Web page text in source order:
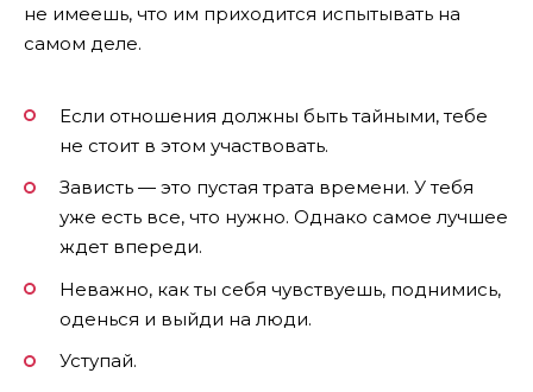
не имеешь, что им приходится испытывать на
самом деле.
Если отношения должны быть тайными, тебе
не стоит в этом участвовать.
Зависть — это пустая трата времени. У тебя
уже есть все, что нужно. Однако самое лучшее
ждет впереди.
Неважно, как ты себя чувствуешь, поднимись,
оденься и выйди на люди.
Уступай.